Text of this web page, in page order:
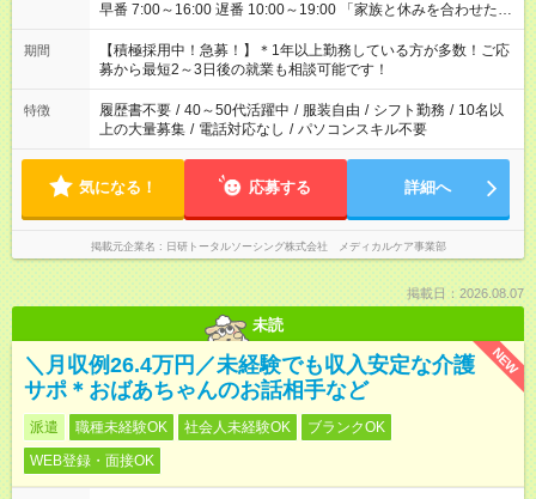
早番 7:00～16:00 遅番 10:00～19:00 「家族と休みを合わせた
い」 「余裕を持って夕飯の準備がしたい」 「できれば残業はし
たくない」 など、ご希望を教えてくださいね。 ※Wワーク希望
の方へ 今ご覧のお仕事で希望する勤務時間と、もう1つのお仕事
の勤務時間。 合計で週40時間を超える場合は応募できません。
期間
【積極採用中！急募！】＊1年以上勤務している方が多数！ご応
募から最短2～3日後の就業も相談可能です！
特徴 履歴書不要 / 40～50代活躍中 / 服装自由 / シフト勤務 / 10名以
上の大量募集 / 電話対応なし / パソコンスキル不要
気になる！ 応募する 詳細へ
掲載元企業名 日研トータルソーシング株式会社 メディカルケア事業部
掲載日：2026.08.07
未読
NEW
＼月収例26.4万円／未経験でも収入安定な介護
サポ＊おばあちゃんのお話相手など
派遣 職種未経験OK 社会人未経験OK
ブランクOK
WEB登録・面接OK